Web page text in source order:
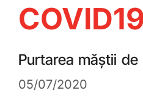
COVID19
Purtarea măștii
05/07/2020